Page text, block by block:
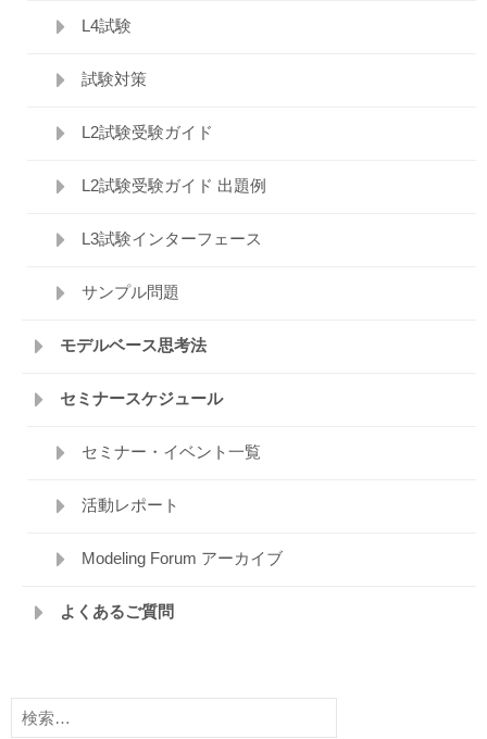
L4試験
試験対策
L2試験受験ガイド
L2試験受験ガイド 出題例
L3試験インターフェース
サンプル問題
モデルベース思考法
セミナースケジュール
セミナー・イベント一覧
活動レポート
Modeling Forum アーカイブ
よくあるご質問
検
索: